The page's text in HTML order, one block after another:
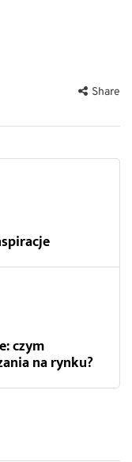
Share
czym
na rynku?